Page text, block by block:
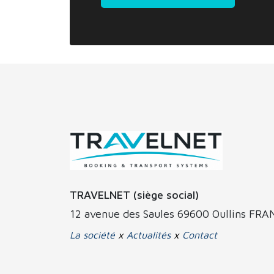
TRAVELNET (siège social)
12 avenue des Saules 69600 Oullins
La société x Actualitésx Contact